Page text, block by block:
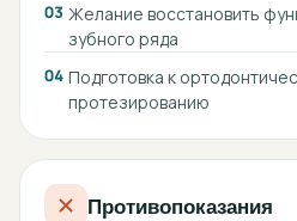
03 Желание восстановить
зубного ряда
04 Подготовка к
протезированию
Противопоказания